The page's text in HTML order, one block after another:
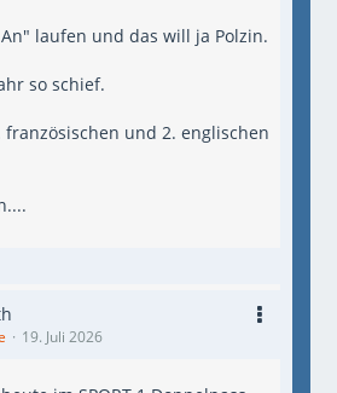
laufen und das will ja Polzin.
so schief.
französischen und 2. englischen
19. Juli 2026